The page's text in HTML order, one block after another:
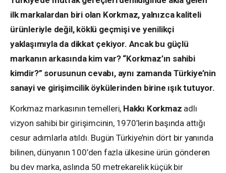
ilk markalardan biri olan Korkmaz, yalnızca kaliteli
ürünleriyle değil, köklü geçmişi ve yenilikçi
yaklaşımıyla da dikkat çekiyor. Ancak bu güçlü
markanın arkasında kim var? “Korkmaz’ın sahibi
kimdir?” sorusunun cevabı, aynı zamanda Türkiye’nin
sanayi ve girişimcilik öykülerinden birine ışık tutuyor.
Korkmaz markasının temelleri, Hakkı Korkmaz adlı
vizyon sahibi bir girişimcinin, 1970’lerin başında attığı
cesur adımlarla atıldı. Bugün Türkiye’nin dört bir yanında
bilinen, dünyanın 100’den fazla ülkesine ürün gönderen
bu dev marka, aslında 50 metrekarelik küçük bir